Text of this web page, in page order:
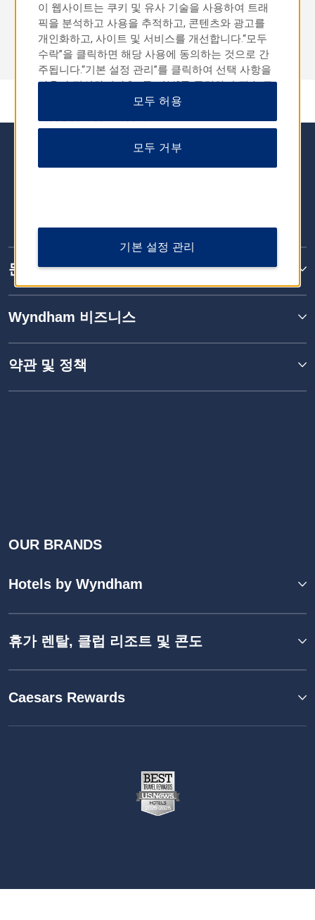
예약 조회
문의
Wyndham 비즈니스
약관 및 정책
OUR BRANDS
Hotels by Wyndham
휴가 렌탈, 클럽 리조트 및 콘도
Caesars Rewards
이 웹사이트는 쿠키 및 유사 기술을 사용하여 트래
픽을 분석하고 사용을 추적하고, 콘텐츠와 광고를
개인화하고, 사이트 및 서비스를 개선합니다.“모두
수락”을 클릭하면 해당 사용에 동의하는 것으로 간
주됩니다.“기본 설정 관리”를 클릭하여 선택 사항을
사용자 정의하거나 “모두 거부”를 클릭하여 필수 쿠
키만 허용할 수도 있습니다.자세한 내용은
모두 허용
모두 거부
기본 설정 관리